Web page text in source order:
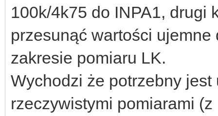
100k/4k75 do INPA1, drugi
przesunąć wartości
zakresie pomiaru LK.
Wychodzi że potrzebny
rzeczywistymi pomiarami